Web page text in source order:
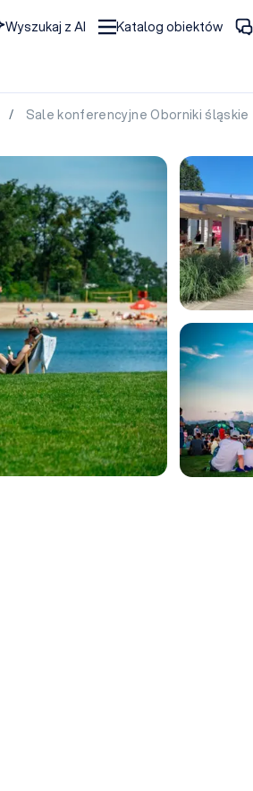
Wyszukaj z AI Katalog obiektów
/ Sale konferencyjne Oborniki śląskie